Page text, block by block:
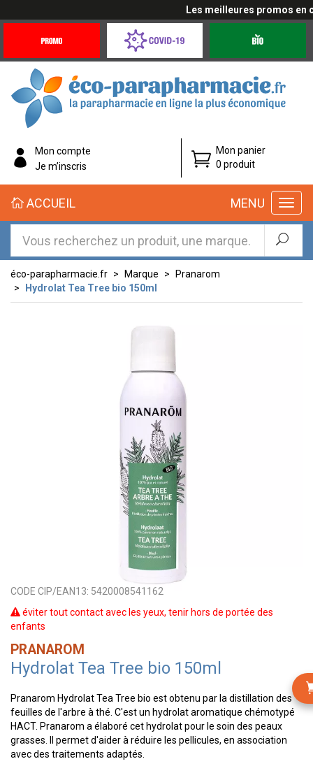
Les meilleures promos en
Offres
Coronavirus
éco-
parapharmacie.fr
éco-
parapharmacie.fr
Mon compte
Je m’inscris
Mon panier
0 produit
MENU
ACCUEIL
éco-parapharmacie.fr Marque
Pranarom
Hydrolat Tea Tree bio 150ml
CODE CIP/EAN13: 5420008541162
éviter tout contact avec les yeux, tenir hors de portée des
enfants
PRANAROM
Hydrolat Tea Tree bio 150ml
Pranarom Hydrolat Tea Tree bio est obtenu par la distillation des
feuilles de l'arbre à thé. C'est un hydrolat aromatique chémotypé
HACT. Pranarom a élaboré cet hydrolat pour le soin des peaux
grasses. Il permet d'aider à réduire les pellicules, en association
avec des traitements adaptés.